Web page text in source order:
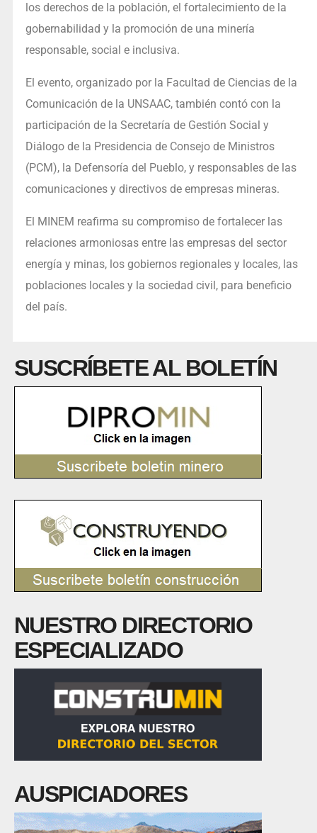
los derechos de la población, el fortalecimiento de la
gobernabilidad y la promoción de una minería
responsable, social e inclusiva.
El evento, organizado por la Facultad de Ciencias de la
Comunicación de la UNSAAC, también contó con la
participación de la Secretaría de Gestión Social y
Diálogo de la Presidencia de Consejo de Ministros
(PCM), la Defensoría del Pueblo, y responsables de las
comunicaciones y directivos de empresas mineras.
El MINEM reafirma su compromiso de fortalecer las
relaciones armoniosas entre las empresas del sector
energía y minas, los gobiernos regionales y locales, las
poblaciones locales y la sociedad civil, para beneficio
del país.
SUSCRÍBETE AL BOLETÍN
NUESTRO DIRECTORIO
ESPECIALIZADO
AUSPICIADORES